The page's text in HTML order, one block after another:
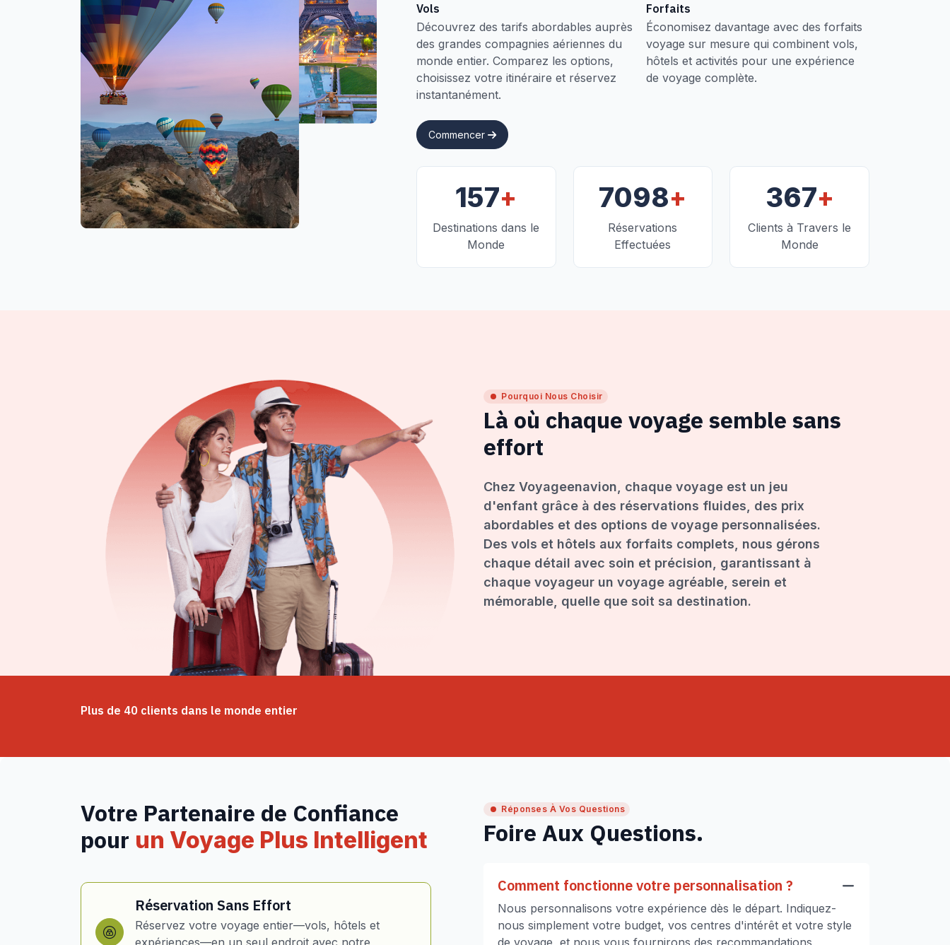
Vols
Découvrez des tarifs abordables auprès
des grandes compagnies aériennes du
monde entier. Comparez les options,
choisissez votre itinéraire et réservez
instantanément.
Forfaits
Économisez davantage avec des forfaits
voyage sur mesure qui combinent vols,
hôtels et activités pour une expérience
de voyage complète.
Commencer
157+
Destinations dans le
Monde
7098+
Réservations
Effectuées
367+
Clients à Travers le
Monde
Pourquoi Nous Choisir
Là où chaque voyage semble sans
effort
Chez Voyageenavion, chaque voyage est un jeu
d'enfant grâce à des réservations fluides, des prix
abordables et des options de voyage personnalisées.
Des vols et hôtels aux forfaits complets, nous gérons
chaque détail avec soin et précision, garantissant à
chaque voyageur un voyage agréable, serein et
mémorable, quelle que soit sa destination.
Plus de 40 clients dans le monde entier
Votre Partenaire de Confiance
pour un Voyage Plus Intelligent
Réservation Sans Effort
Réservez votre voyage entier—vols, hôtels et
expériences—en un seul endroit avec notre
Réponses À Vos Questions
Foire Aux Questions.
Comment fonctionne votre personnalisation ?
Nous personnalisons votre expérience dès le départ. Indiquez-
nous simplement votre budget, vos centres d'intérêt et votre style
de voyage, et nous vous fournirons des recommandations